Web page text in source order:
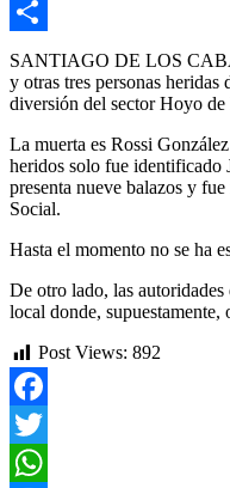
Email
Compartir
SANTIAGO DE LOS
y otras tres personas
diversión del sector Hoyo de
La muerta es Rossi
heridos solo fue identificado
presenta nueve balazos y
Social.
Hasta el momento no se ha
De otro lado, las
local donde, supuestamente,
Post Views: 892
Facebook
Twitter